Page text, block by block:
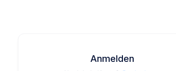
Anmelden